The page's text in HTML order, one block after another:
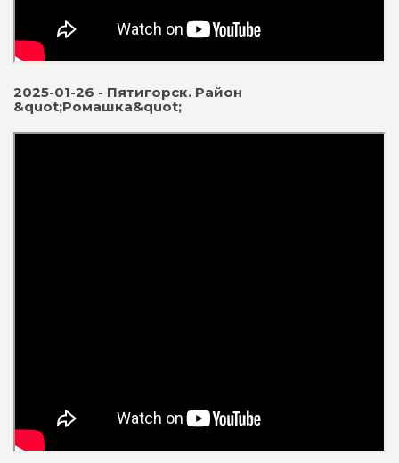
2025-01-26 - Пятигорск. Район
&quot;Ромашка&quot;